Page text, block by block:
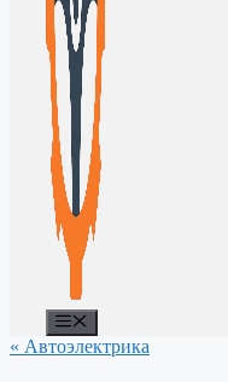
« Автоэлектрика